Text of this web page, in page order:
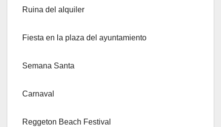
Ruina del alquiler
Fiesta en la plaza del ayuntamiento
Semana Santa
Carnaval
Reggeton Beach Festival